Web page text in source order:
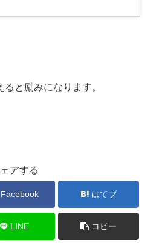
と励みになります。
アする
Facebook はてブ
LINE コピー